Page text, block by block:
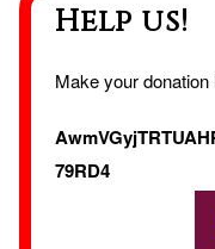
Help us!
Make your donation
79RD4